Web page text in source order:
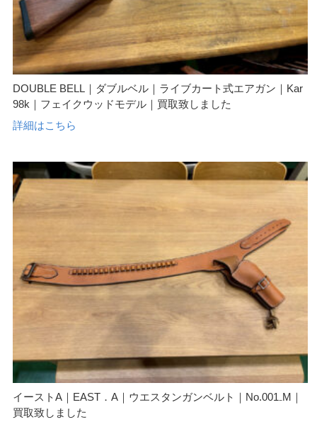
DOUBLE BELL｜ダブルベル｜ライブカート式エアガン｜Kar
98k｜フェイクウッドモデル｜買取致しました
詳細はこちら
イーストA｜EAST．A｜ウエスタンガンベルト｜No.001₋M｜
買取致しました